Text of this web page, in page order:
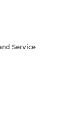
Service